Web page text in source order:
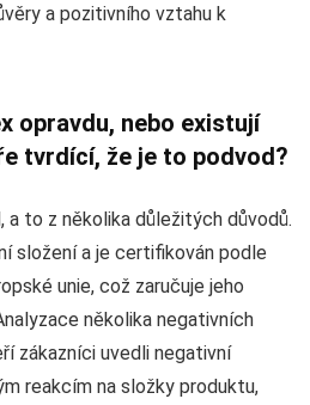
a pozitivního vztahu k
opravdu, nebo existují
tvrdící, že je to podvod?
a to z několika důležitých důvodů.
složení a je certifikován podle
unie, což zaručuje jeho
několika negativních
zákazníci uvedli negativní
reakcím na složky produktu,